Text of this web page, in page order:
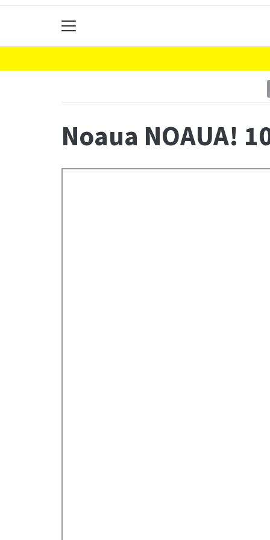
Noaua NOAUA!